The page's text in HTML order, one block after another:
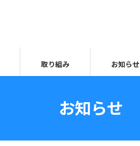
取り組み お知らせ
お知らせ